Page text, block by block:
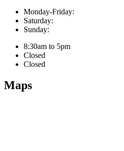
Monday-Friday:
Saturday:
Sunday:
8:30am to 5pm
Closed
Closed
Maps